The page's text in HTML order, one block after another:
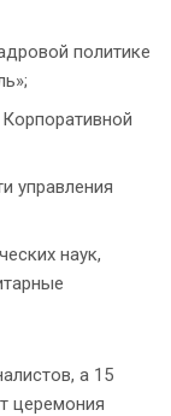
политике
управления
наук,
а 15
церемония